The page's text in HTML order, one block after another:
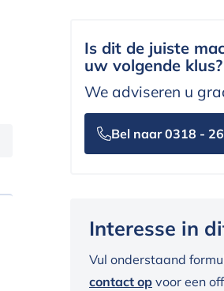
Is dit de juiste
uw volgende klus?
We adviseren u
Bel naar 0318 -
Interesse in
Vul onderstaand
contact op voor een